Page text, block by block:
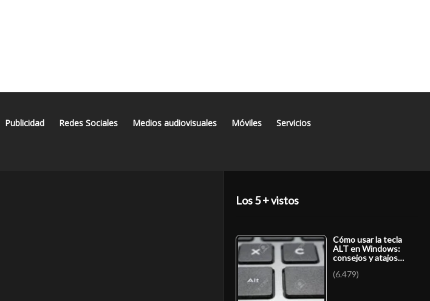
Publicidad Redes Sociales Medios audiovisuales Móviles Servicios
Los 5 + vistos
Cómo usar la tecla
ALT en Windows:
consejos y atajos…
(6.479)